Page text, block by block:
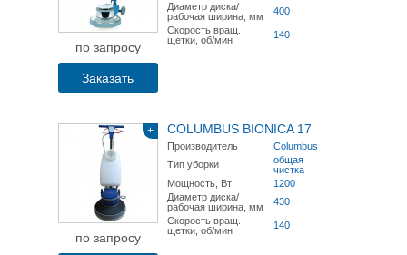
по запросу
Заказать
Диаметр диска/
рабочая ширина, мм
400
Скорость вращ.
щетки, об/мин
140
+
по запросу
COLUMBUS BIONICA 17
Производитель
Columbus
Тип уборки
общая
чистка
Мощность, Вт
1200
Диаметр диска/
рабочая ширина, мм
430
Скорость вращ.
щетки, об/мин
140